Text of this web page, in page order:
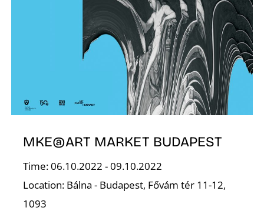
MKE@ART MARKET BUDAPEST
Time: 06.10.2022 - 09.10.2022
Location: Bálna - Budapest, Fővám tér 11-12,
1093